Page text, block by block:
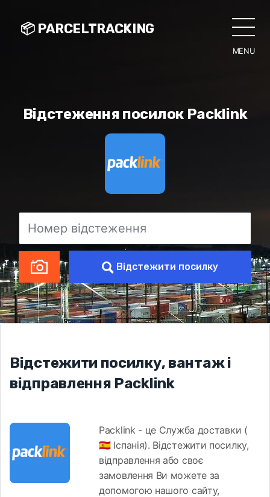
MENU
📦 PARCELTRACKING
Відстеження посилок Packlink
Відстежити посилку
Відстежити посилку, вантаж і
відправлення Packlink
Packlink - це Служба доставки (
🇪🇸 Іспанія). Відстежити посилку,
відправлення або своє
замовлення Ви можете за
допомогою нашого сайту,